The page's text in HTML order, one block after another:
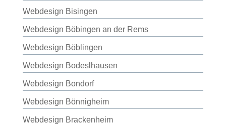
Webdesign Bisingen
Webdesign Böbingen an der Rems
Webdesign Böblingen
Webdesign Bodeslhausen
Webdesign Bondorf
Webdesign Bönnigheim
Webdesign Brackenheim